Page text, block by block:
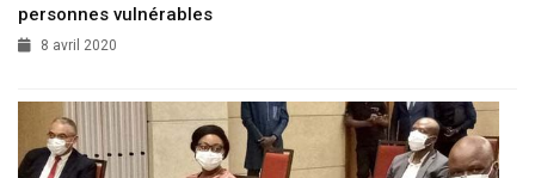
personnes vulnérables
8 avril 2020